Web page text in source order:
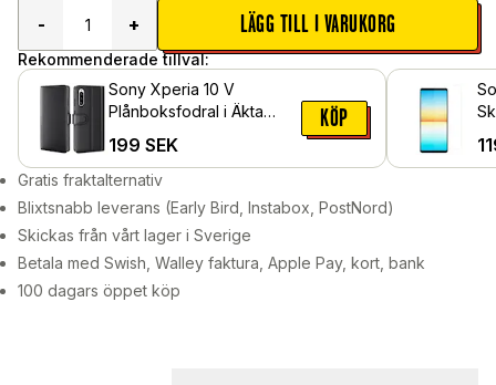
-
+ LÄGG TILL I VARUKORG
Rekommenderade tillval:
Sony Xperia 10 V
Plånboksfodral i Äkta
199 SEK
KÖP
Gratis fraktalternativ
Blixtsnabb leverans (Early Bird, Instabox, PostNord)
Skickas från vårt lager i Sverige
Betala med Swish, Walley faktura, Apple Pay, kort, bank
100 dagars öppet köp